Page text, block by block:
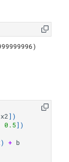
x2])
0.5])
) + b